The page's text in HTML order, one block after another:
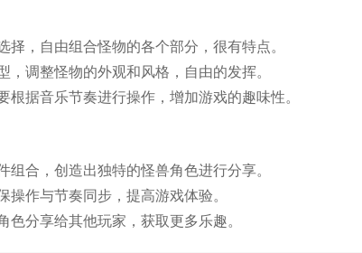
择，自由组合怪物的各个部分，很有特点。
，调整怪物的外观和风格，自由的发挥。
根据音乐节奏进行操作，增加游戏的趣味性。
组合，创造出独特的怪兽角色进行分享。
操作与节奏同步，提高游戏体验。
色分享给其他玩家，获取更多乐趣。